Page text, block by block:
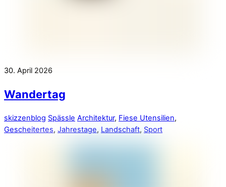
30. April 2026
Wandertag
skizzenblog Spässle Architektur, Fiese Utensilien,
Gescheitertes, Jahrestage, Landschaft, Sport